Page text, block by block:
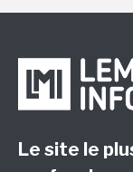
Le site le